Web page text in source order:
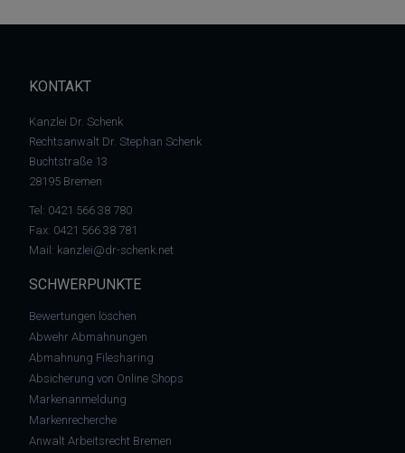
KONTAKT
Kanzlei Dr. Schenk
Rechtsanwalt Dr. Stephan Schenk
Buchtstraße 13
28195 Bremen
Tel: 0421 566 38 780
Fax: 0421 566 38 781
Mail: kanzlei@dr-schenk.net
SCHWERPUNKTE
Bewertungen löschen
Abwehr Abmahnungen
Abmahnung Filesharing
Absicherung von Online Shops
Markenanmeldung
Markenrecherche
Anwalt Arbeitsrecht Bremen